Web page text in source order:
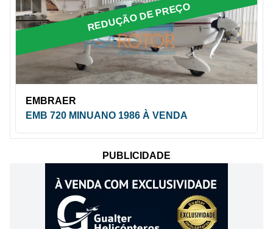
REDUÇÃO DE PREÇO
EMBRAER
EMB 720 MINUANO 1986 À VENDA
PUBLICIDADE